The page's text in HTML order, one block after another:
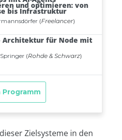
Zielsysteme in den